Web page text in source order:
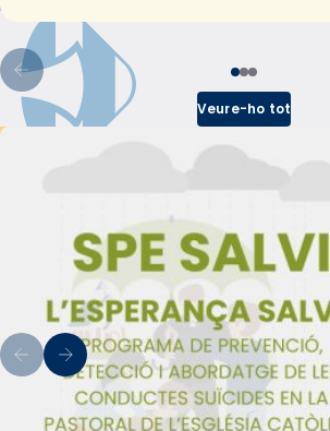
Veure-ho tot